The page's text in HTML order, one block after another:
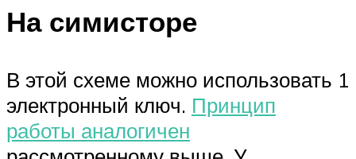
На симисторе
В этой схеме можно использовать 1
электронный ключ. Принцип
работы аналогичен